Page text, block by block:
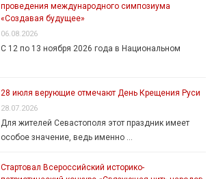
проведения международного симпозиума
«Создавая будущее»
06.08.2026
С 12 по 13 ноября 2026 года в Национальном
28 июля верующие отмечают День Крещения Руси
28.07.2026
Для жителей Севастополя этот праздник имеет
особое значение, ведь именно …
Стартовал Всероссийский историко-